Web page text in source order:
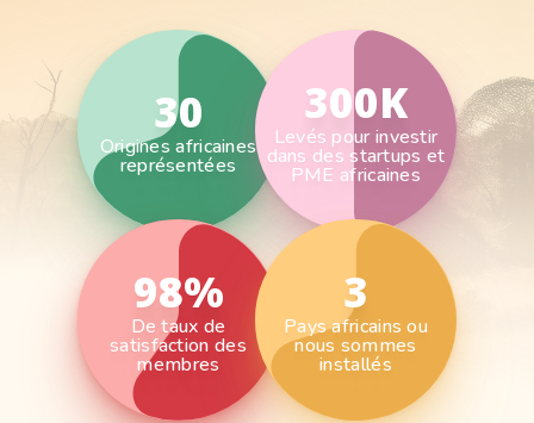
30
Origines africaines
représentées
300K
Levés pour investir
dans des startups et
PME africaines
98%
De taux de
satisfaction des
membres
3
Pays africains ou
nous sommes
installés